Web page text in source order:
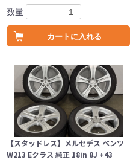
数量
カートに入れる
【スタッドレス】メルセデス ベンツ
W213 Eクラス 純正 18in 8J +43